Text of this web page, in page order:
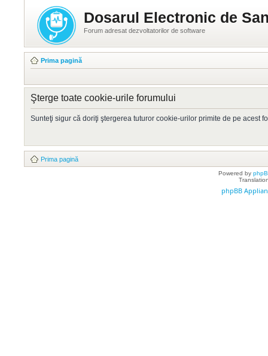
Dosarul Electronic de
Forum adresat dezvoltatorilor de software
Prima pagină
Şterge toate cookie-urile forumului
Sunteţi sigur că doriţi ştergerea tuturor cookie-urilor primite de pe acest
Prima pagină
Powered by
phpBB